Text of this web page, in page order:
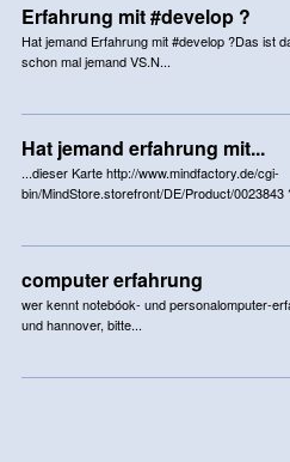
Erfahrung mit #develop ?
Hat jemand Erfahrung mit #develop ?Das ist
schon mal jemand VS.N...
Hat jemand erfahrung mit...
...dieser Karte http://www.mindfactory.de/cgi-
bin/MindStore.storefront/DE/Product/0023843
computer erfahrung
wer kennt notebóok- und personalomputer-
und hannover, bitte...